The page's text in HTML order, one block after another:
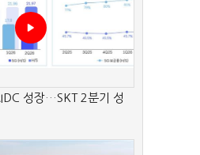
성장…SKT 2분기 성